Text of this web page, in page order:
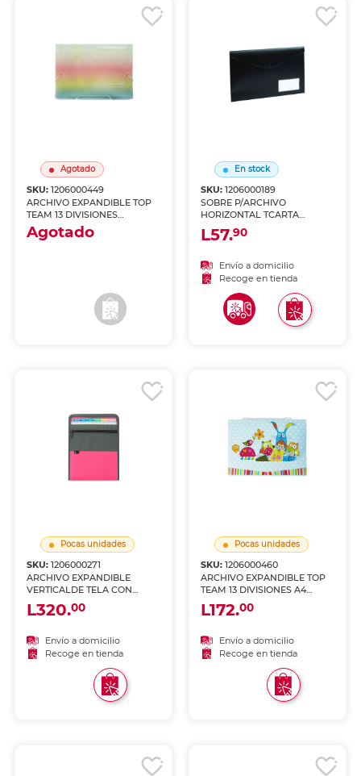
Agotado
SKU:1206000449
ARCHIVO EXPANDIBLE TOP
TEAM 13 DIVISIONES
COLORES DEGRADADOS
Agotado
En stock
SKU: 1206000189
SOBRE P/ARCHIVO
HORIZONTAL TCARTA
ANCHO CON BROCHE
NEGRO
L57.90
Envío a domicilio
Recoge en tienda
Pocas unidades
SKU:1206000271
ARCHIVO EXPANDIBLE
VERTICALDE TELA CON
ZIPPER7 BOLSILLOS IO-
ZP201
L320.00
Envío a domicilio
Recoge en tienda
Pocas unidades
SKU: 1206000460
ARCHIVO EXPANDIBLE TOP
TEAM 13 DIVISIONES A4
DISEÑO BÚHO
L172.00
Envío a domicilio
Recoge en tienda